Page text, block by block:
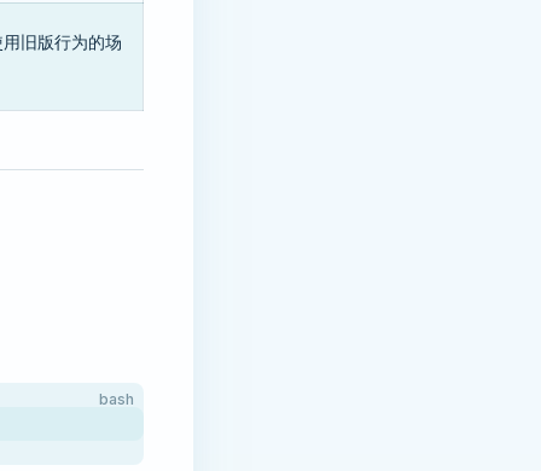
旧版行为的场
bash